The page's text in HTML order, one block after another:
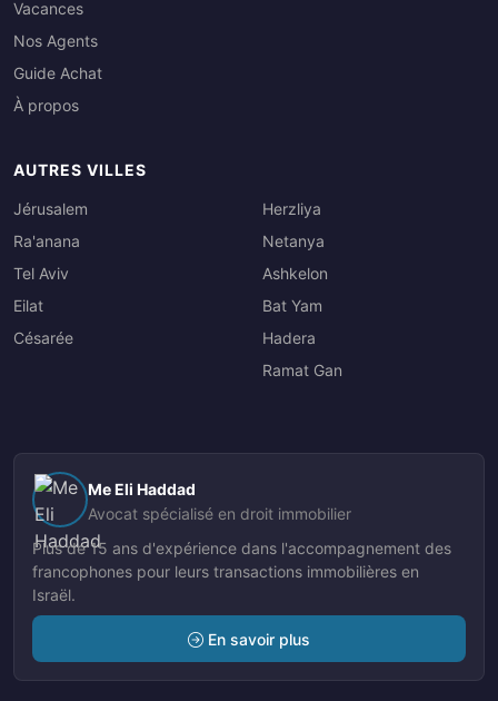
Vacances
Nos Agents
Guide Achat
À propos
AUTRES VILLES
Jérusalem
Ra'anana
Tel Aviv
Eilat
Césarée
Herzliya
Netanya
Ashkelon
Bat Yam
Hadera
Ramat Gan
Me Eli Haddad
Avocat spécialisé en droit immobilier
Plus de 15 ans d'expérience dans l'accompagnement des
francophones pour leurs transactions immobilières en
Israël.
En savoir plus